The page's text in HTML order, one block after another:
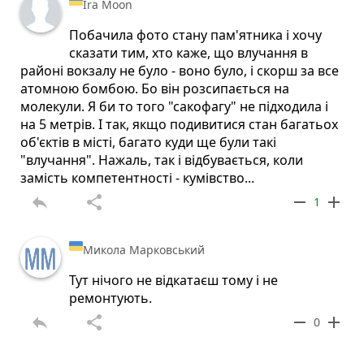
Ira Moon
Побачила фото стану пам'ятника і хочу
сказати тим, хто каже, що влучання в
районі вокзалу не було - воно було, і скорш за все
атомною бомбою. Бо він розсипається на
молекули. Я би то того "сакофагу" не підходила і
на 5 метрів. І так, якщо подивитися стан багатьох
об'єктів в місті, багато куди ще були такі
"влучання". Нажаль, так і відбувається, коли
замість компетентності - кумівство...
reply share remove 1 add
Микола Марковський
Тут нічого не відкатаєш тому і не
ремонтують.
reply share remove 0 add